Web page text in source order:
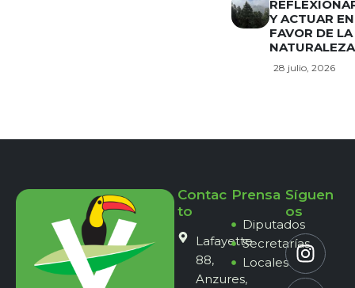
Y ACTUAR EN
FAVOR DE LA
NATURALEZA
28 julio, 2026
Contac
to
Lafayette
88,
Anzures,
Prensa
Diputados
Secretarías
Locales
Síguen
os